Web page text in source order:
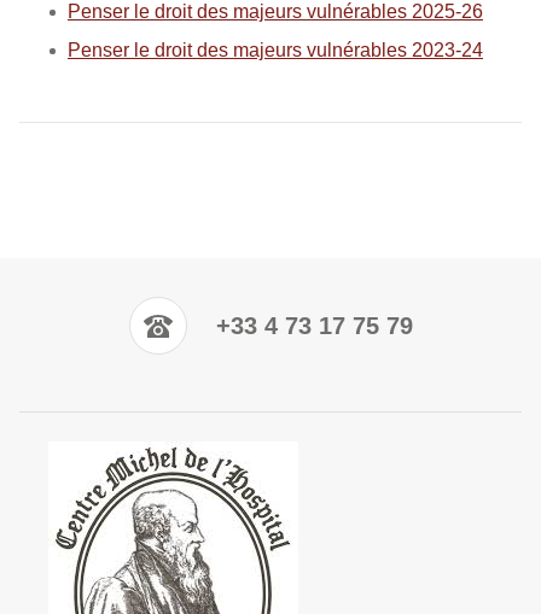
Penser le droit des majeurs vulnérables 2025-26
Penser le droit des majeurs vulnérables 2023-24
+33 4 73 17 75 79